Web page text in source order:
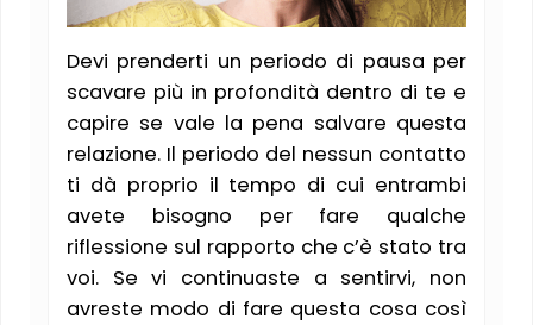
Devi prenderti un periodo di pausa per
scavare più in profondità dentro di te e
capire se vale la pena salvare questa
relazione. Il periodo del nessun contatto
ti dà proprio il tempo di cui entrambi
avete bisogno per fare qualche
riflessione sul rapporto che c’è stato tra
voi. Se vi continuaste a sentirvi, non
avreste modo di fare questa cosa così